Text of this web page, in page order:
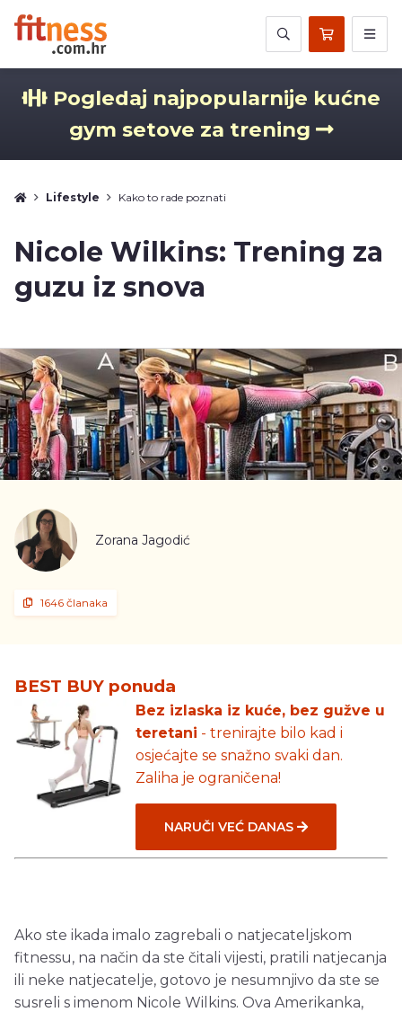
Pogledaj najpopularnije kućne
gym setove za trening
Lifestyle Kako to rade poznati
Nicole Wilkins: Trening za
guzu iz snova
Zorana Jagodić
1646 članaka
BEST BUY ponuda
Bez izlaska iz kuće, bez gužve u
teretani - trenirajte bilo kad i
osjećajte se snažno svaki dan.
Zaliha je ograničena!
NARUČI VEĆ DANAS
Ako ste ikada imalo zagrebali o natjecateljskom
fitnessu, na način da ste čitali vijesti, pratili natjecanja
ili neke natjecatelje, gotovo je nesumnjivo da ste se
susreli s imenom Nicole Wilkins. Ova Amerikanka,